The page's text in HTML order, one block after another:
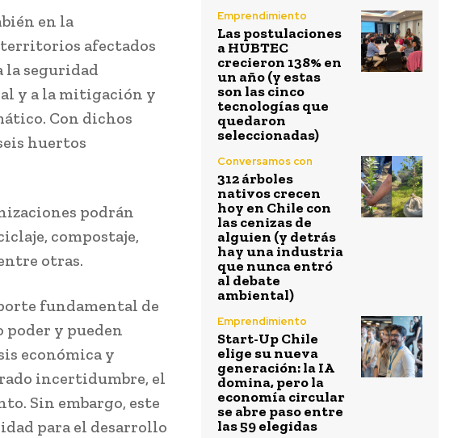
en la
afectados
la seguridad
y a la mitigación y
Con dichos
huertos
podrán
compostaje,
otras.
fundamental de
poder y pueden
económica y
incertidumbre, el
Sin embargo, este
para el desarrollo
Emprendimiento
Las postulaciones
a HUBTEC
crecieron 138% en
un año (y estas
son las cinco
tecnologías que
quedaron
seleccionadas)
Conversamos con
312 árboles
nativos crecen
hoy en Chile con
las cenizas de
alguien (y detrás
hay una industria
que nunca entró
al debate
ambiental)
Emprendimiento
Start-Up Chile
elige su nueva
generación: la IA
domina, pero la
economía circular
se abre paso entre
las 59 elegidas